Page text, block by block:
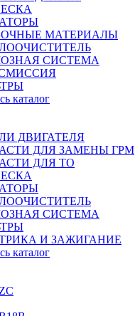
МАТЕРИАЛЫ
СИСТЕМА
каталог
ДВИГАТЕЛЯ
ДЛЯ ЗАМЕНЫ ГРМ
ДЛЯ ТО
СИСТЕМА
И ЗАЖИГАНИЕ
каталог